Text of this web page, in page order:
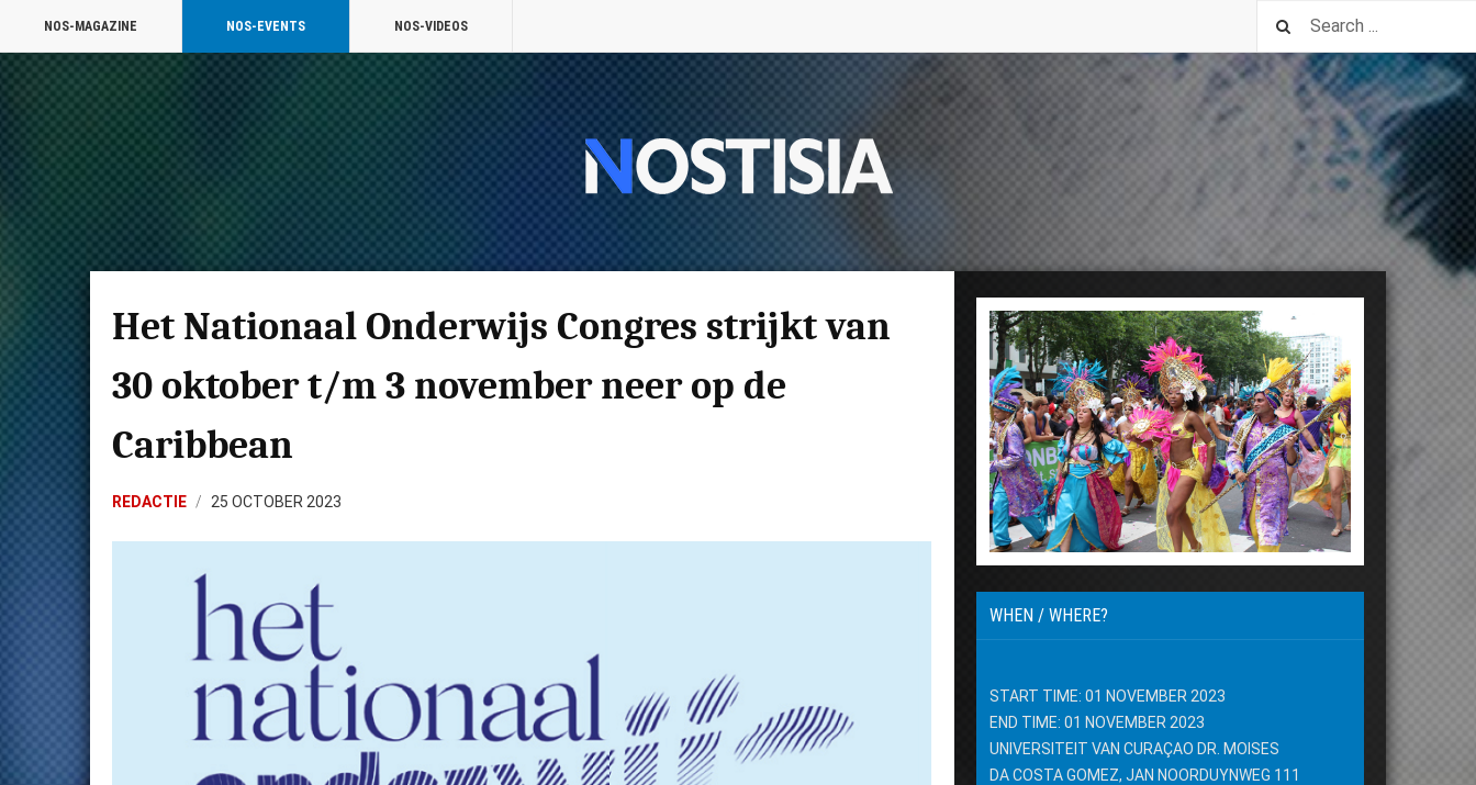
NOS-MAGAZINE NOS-EVENTS NOS-VIDEOS
Het Nationaal Onderwijs Congres strijkt van
30 oktober t/m 3 november neer op de
Caribbean
REDACTIE 25 OCTOBER 2023
WHEN / WHERE?
START TIME: 01 NOVEMBER 2023
END TIME: 01 NOVEMBER 2023
UNIVERSITEIT VAN CURAÇAO DR. MOISES
DA COSTA GOMEZ, JAN NOORDUYNWEG 111